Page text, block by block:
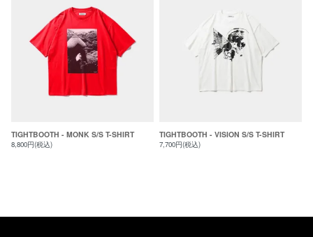
TIGHTBOOTH - MONK S/S T-SHIRT
8,800円(税込)
TIGHTBOOTH - VISION S/S T-SHIRT
7,700円(税込)